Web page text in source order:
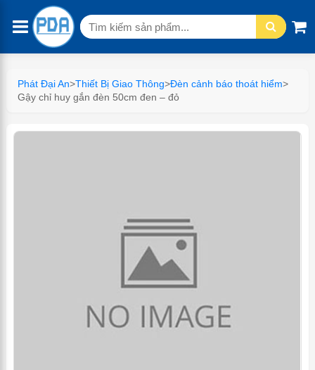
Tìm
Phát Đại An>Thiết Bị Giao Thông>Đèn cảnh báo thoát hiểm>
Gậy chỉ huy gắn đèn 50cm đen – đỏ